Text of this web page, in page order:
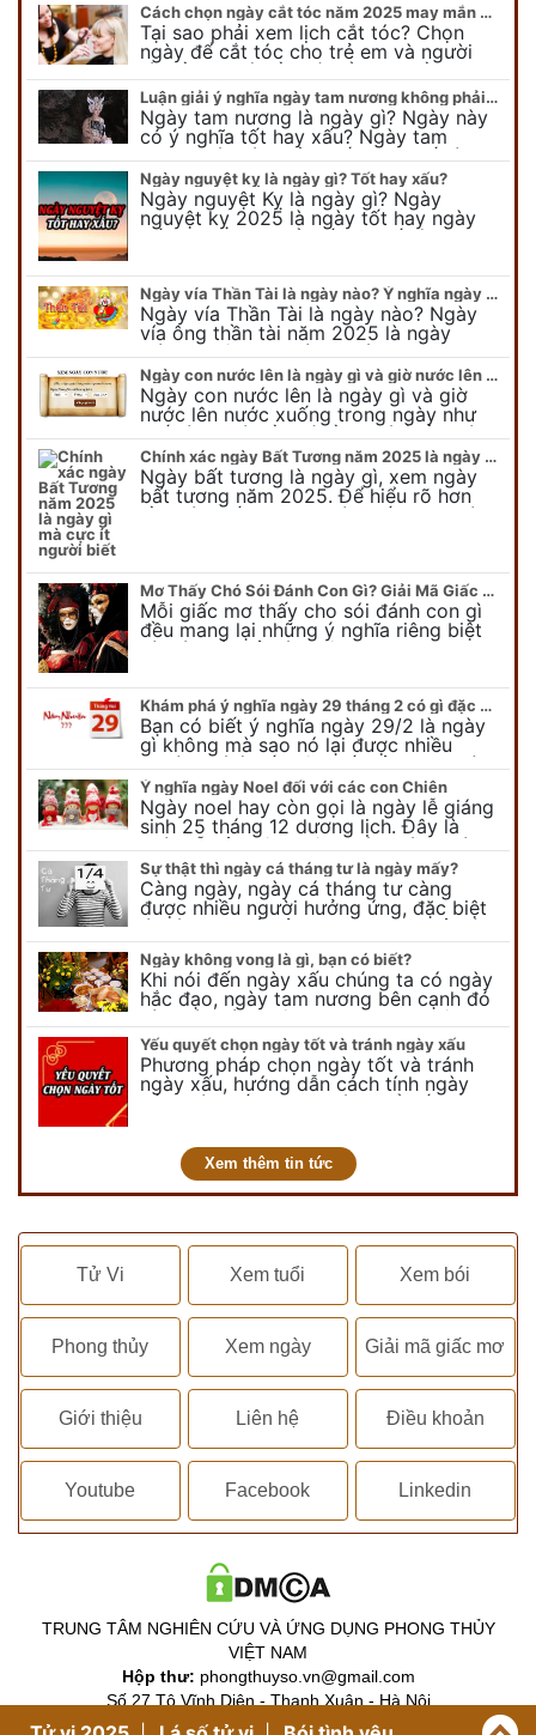
Cách chọn ngày cắt tóc năm 2025 may mắn cho cả trẻ em và người lớn
Tại sao phải xem lịch cắt tóc? Chọn
ngày để cắt tóc cho trẻ em và người
lớn cần lưu ý điều gì để gặp nhiều may
mắn ? Khi…
Luận giải ý nghĩa ngày tam nương không phải ai cũng biết
Ngày tam nương là ngày gì? Ngày này
có ý nghĩa tốt hay xấu? Ngày tam
nương sát có nguồn gốc như thế nào?
Cần kiêng kỵ điều gì khi…
Ngày nguyệt kỵ là ngày gì? Tốt hay xấu?
Ngày nguyệt Kỵ là ngày gì? Ngày
nguyệt kỵ 2025 là ngày tốt hay ngày
xấu, xem ngay để biết chi tiết ý nghĩa
Ngày vía Thần Tài là ngày nào? Ý nghĩa ngày vía Thần Tài năm 2025
Ngày vía Thần Tài là ngày nào? Ngày
vía ông thần tài năm 2025 là ngày
mùng 10 âm lịch hàng tháng. Tại sao
trong ngày này, tất cả mọi…
Ngày con nước lên là ngày gì và giờ nước lên nước xuống trong ngày?
Ngày con nước lên là ngày gì và giờ
nước lên nước xuống trong ngày như
thế nào? Có điều gì cần chú ý về ngày
con nước lên? Đừng…
Chính xác ngày Bất Tương năm 2025 là ngày gì mà cực ít người biết
Ngày bất tương là ngày gì, xem ngày
bất tương năm 2025. Để hiểu rõ hơn
về ngày bất tương, ngày bất tương là
Mơ Thấy Chó Sói Đánh Con Gì? Giải Mã Giấc Mơ Bí Ẩn
Mỗi giấc mơ thấy cho sói đánh con gì
đều mang lại những ý nghĩa riêng biệt
và có thể phản ánh tâm trạng, suy nghĩ
Khám phá ý nghĩa ngày 29 tháng 2 có gì đặc biệt?
Bạn có biết ý nghĩa ngày 29/2 là ngày
gì không mà sao nó lại được nhiều
người chú ý đến vậy. Tất cả mọi người
đều cho rằng đây…
Ý nghĩa ngày Noel đối với các con Chiên
Ngày noel hay còn gọi là ngày lễ giáng
sinh 25 tháng 12 dương lịch. Đây là
ngày lễ của bên thiên chúa giáo, ngày
lễ thiên chúa giáng sinh,…
Sự thật thì ngày cá tháng tư là ngày mấy?
Càng ngày, ngày cá tháng tư càng
được nhiều người hưởng ứng, đặc biệt
là các bạn trẻ bởi họ sẽ nghĩ ra đủ trò
vui chơi, tinh nghịch, hài…
Ngày không vong là gì, bạn có biết?
Khi nói đến ngày xấu chúng ta có ngày
hắc đạo, ngày tam nương bên cạnh đó
còn có ngày không vong. Tuy nhiên khi
nói đến ngày không vong…
Yếu quyết chọn ngày tốt và tránh ngày xấu
Phương pháp chọn ngày tốt và tránh
ngày xấu, hướng dẫn cách tính ngày
tốt, ngày xấu trong tháng để tiến hành
Xem thêm tin tức
Tử Vi Xem tuổi Xem bói
Phong thủy Xem ngày Giải mã giấc mơ
Giới thiệu Liên hệ Điều khoản
Youtube Facebook Linkedin
TRUNG TÂM NGHIÊN CỨU VÀ ỨNG DỤNG PHONG THỦY
VIỆT NAM
Hộp thư: phongthuyso.vn@gmail.com
Số 27 Tô Vĩnh Diện - Thanh Xuân - Hà Nội
Map:https://g.page/phongthuyso